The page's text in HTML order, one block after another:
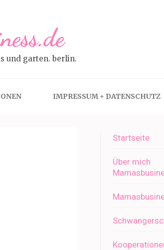
und garten. berlin.
IMPRESSUM + DATENSCHUTZ
Startseite
Über mich